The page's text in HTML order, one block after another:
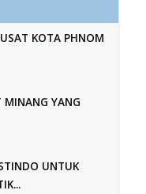
KOTA PHNOM
MINANG YANG
UNTUK